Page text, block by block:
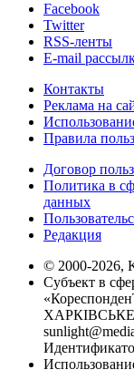
Facebook
Twitter
RSS-ленты
E-mail
Контакты
Реклама на
Правила
Договор
Политика в
данных
Редакция
© 2000-2026,
Субъект в
ХАРКІВСЬКЕ